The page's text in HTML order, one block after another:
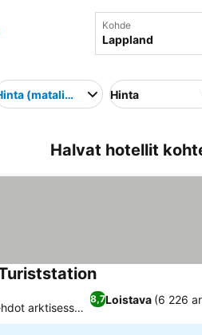
Kohde
(matalimmasta korkeimpaan)
Hinta
Halvat hotellit
Katso hinnat
8,7Loistava (6 226
arktisessa